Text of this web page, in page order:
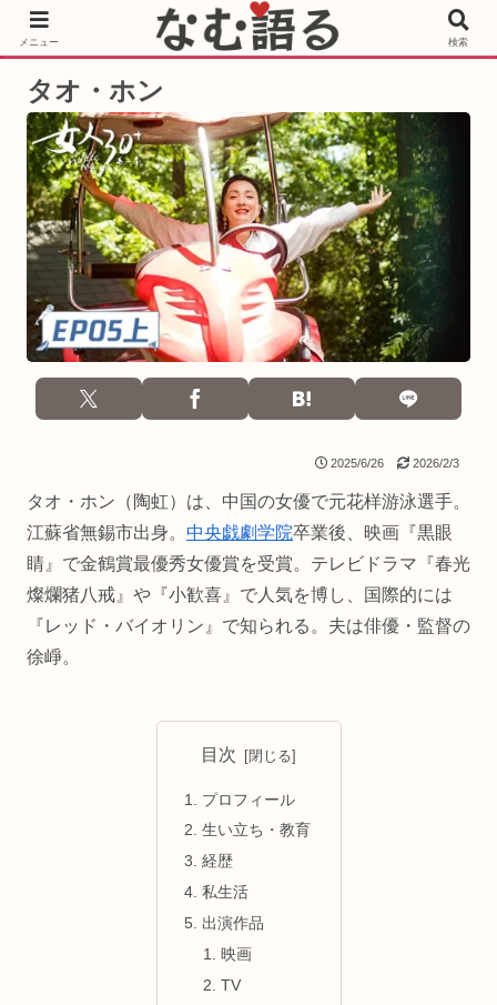
［PR］Prime Video もっと観るならサブスクリプション
タオ・ホン
2025/6/26 2026/2/3
タオ・ホン（陶虹）は、中国の女優で元花样游泳選手。
江蘇省無錫市出身。 中央戯劇学院卒業後、映画『黒眼
睛』で金鶴賞最優秀女優賞を受賞。テレビドラマ『春光
燦爛猪八戒』や『小歓喜』で人気を博し、国際的には
『レッド・バイオリン』で知られる。夫は俳優・監督の
徐崢。
目次
プロフィール
生い立ち・教育
経歴
私生活
出演作品
映画
TV
メニュー 検索